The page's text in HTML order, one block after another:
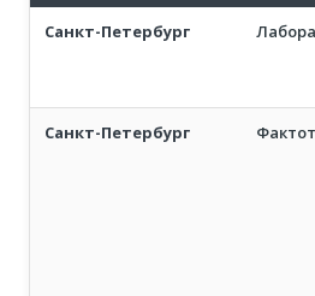
Санкт-Петербург
Санкт-Петербург